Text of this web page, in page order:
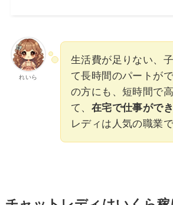
れいら
生活費が足りない、
て長時間のパートが
の方にも、短時間で
て、 在宅で仕事がで
レディは人気の職業で